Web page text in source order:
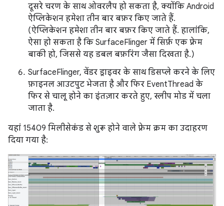
दूसरे चरण के साथ ओवरलैप हो सकता है, क्योंकि Android
ऐप्लिकेशन हमेशा तीन बार बफ़र किए जाते हैं.
(ऐप्लिकेशन हमेशा तीन बार बफ़र किए जाते हैं. हालांकि,
ऐसा हो सकता है कि SurfaceFlinger में सिर्फ़ एक फ़्रेम
बाकी हो, जिससे यह डबल बफ़रिंग जैसा दिखता है.)
SurfaceFlinger, वेंडर ड्राइवर के साथ डिसप्ले करने के लिए
फ़ाइनल आउटपुट भेजता है और फिर EventThread के
फिर से चालू होने का इंतज़ार करते हुए, स्लीप मोड में चला
जाता है.
यहां 15409 मिलीसेकंड से शुरू होने वाले फ़्रेम क्रम का उदाहरण
दिया गया है: